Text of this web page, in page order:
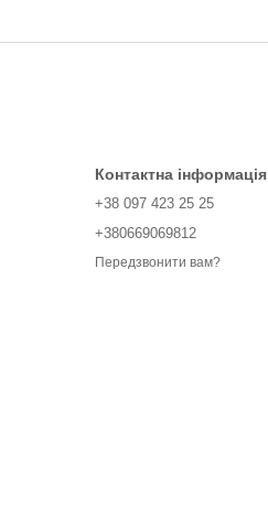
Контактна інформація
+38 097 423 25 25
+380669069812
Передзвонити вам?